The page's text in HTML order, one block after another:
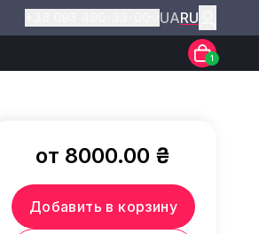
UARU
1
от 8000.00 ₴
Добавить в корзину